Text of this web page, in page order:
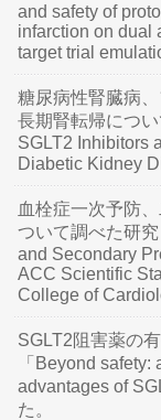
and safety of
infarction on dual
target trial
糖尿病性腎臓病
長期腎転帰につ
SGLT2 Inhibitors
Diabetic Kidney
血栓症一次予防
ついて調べた研
and Secondary
ACC Scientific
College of
SGLT2阻害薬の
「Beyond
advantages of
た。